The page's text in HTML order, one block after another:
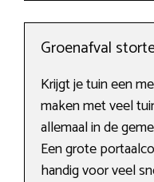
Groenafval
Krijgt je tuin een
maken met veel
allemaal in de
Een grote
handig voor veel